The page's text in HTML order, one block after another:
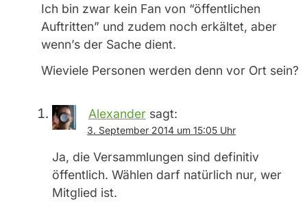
Ich bin zwar kein Fan von “öffentlichen
Auftritten” und zudem noch erkältet, aber
wenn’s der Sache dient.
Wieviele Personen werden denn vor Ort sein?
Alexander sagt:
3. September 2014 um 15:05 Uhr
Ja, die Versammlungen sind definitiv
öffentlich. Wählen darf natürlich nur, wer
Mitglied ist.